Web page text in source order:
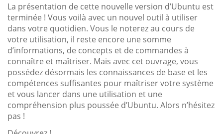
La présentation de cette nouvelle version d’Ubuntu est
terminée ! Vous voilà avec un nouvel outil à utiliser
dans votre quotidien. Vous le noterez au cours de
votre utilisation, il reste encore une somme
d’informations, de concepts et de commandes à
connaître et maîtriser. Mais avec cet ouvrage, vous
possédez désormais les connaissances de base et les
compétences suffisantes pour maîtriser votre système
et vous lancer dans une utilisation et une
compréhension plus poussée d’Ubuntu. Alors n’hésitez
pas !